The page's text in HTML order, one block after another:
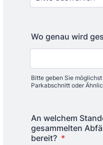
Wo genau wird
Bitte geben Sie
Parkabschnitt oder
An welchem
gesammelten
bereit? *